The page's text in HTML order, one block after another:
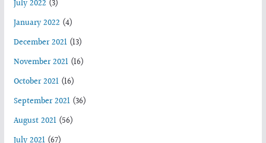
July 2022 (3)
January 2022 (4)
December 2021(13)
November 2021(16)
October 2021(16)
September 2021(36)
August 2021(56)